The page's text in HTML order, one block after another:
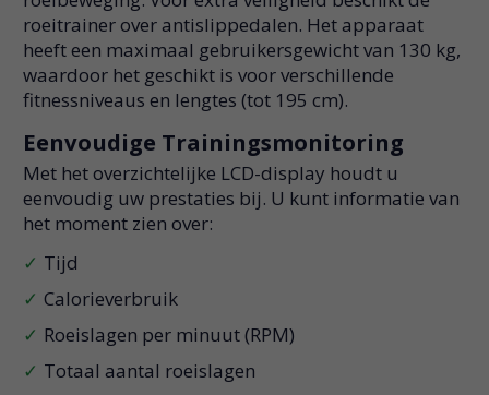
roeitrainer over antislippedalen. Het apparaat
heeft een maximaal gebruikersgewicht van 130 kg,
waardoor het geschikt is voor verschillende
fitnessniveaus en lengtes (tot 195 cm).
Eenvoudige Trainingsmonitoring
Met het overzichtelijke LCD-display houdt u
eenvoudig uw prestaties bij. U kunt informatie van
het moment zien over:
Tijd
Calorieverbruik
Roeislagen per minuut (RPM)
Totaal aantal roeislagen